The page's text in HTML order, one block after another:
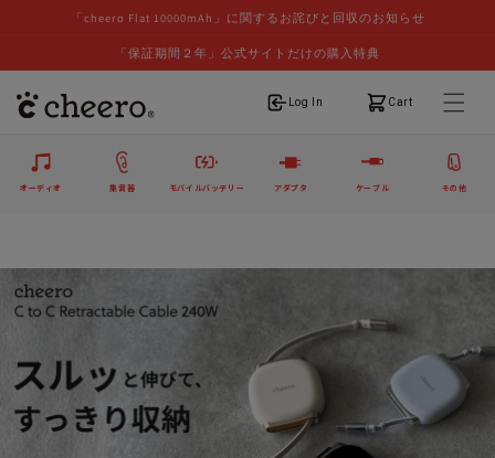
「cheero Flat 10000mAh」に関するお詫びと回収のお知らせ
「保証期間２年」公式サイトだけの購入特典
Log In
ログイン Cart
カート
オーディオ 集音器 モバイルバッテリー アダプタ ケーブル その他